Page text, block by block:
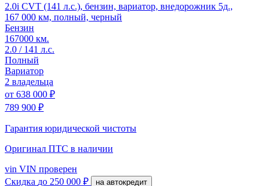
2.0i CVT (141 л.с.), бензин, вариатор, внедорожник 5д.,
167 000 км, полный, черный
Бензин
167000 км.
2.0 / 141 л.с.
Полный
Вариатор
2 владельца
от 638 000 ₽
789 900 ₽
Гарантия юридической чистоты
Оригинал ПТС в наличии
vin VIN проверен
Скидка до 250 000 ₽ на автокредит